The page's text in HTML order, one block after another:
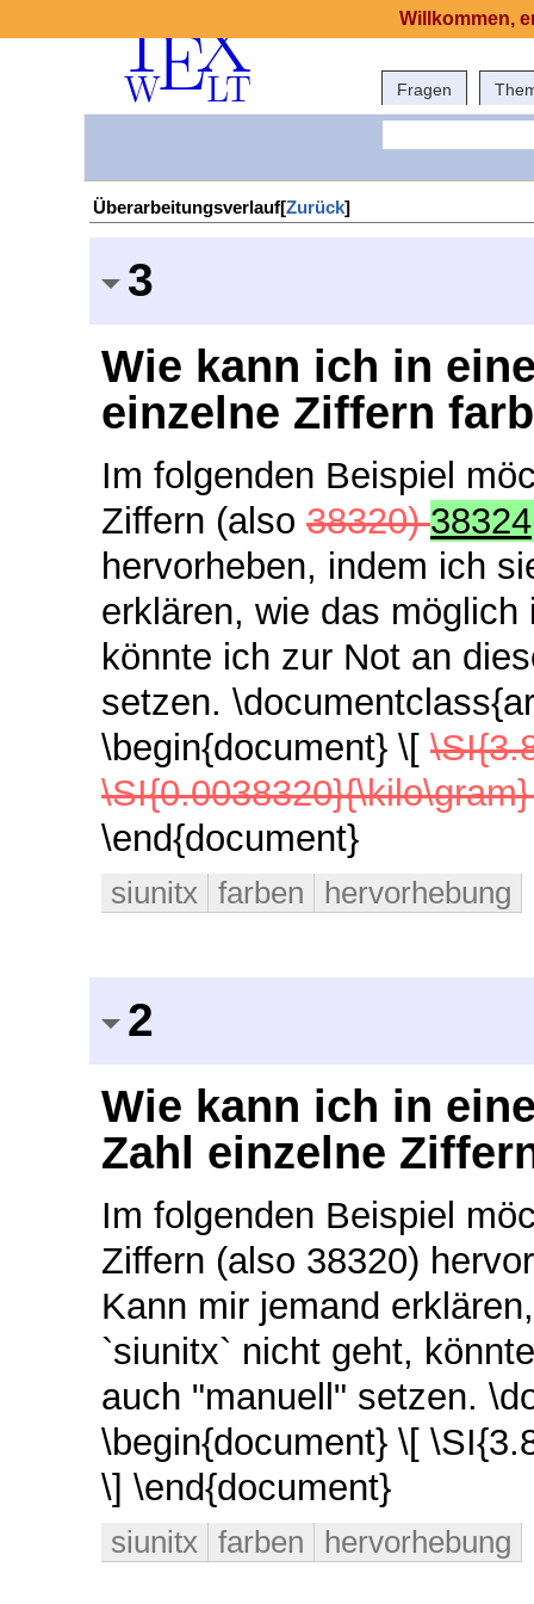
Fragen
Überarbeitungsverlauf[Zurück]
3
Wie kann ich in
einzelne Ziffern
Im folgenden Beispiel
Ziffern (also 38320)
hervorheben, indem ich
erklären, wie das
könnte ich zur Not an
setzen.
\begin{document} \[
\end{document}
siunitx farben hervorhebung
2
Wie kann ich in
Zahl einzelne
Im folgenden Beispiel
Ziffern (also 38320)
Kann mir jemand
`siunitx` nicht geht,
auch "manuell" setzen.
\begin{document} \[
\] \end{document}
siunitx farben hervorhebung
Willkommen,